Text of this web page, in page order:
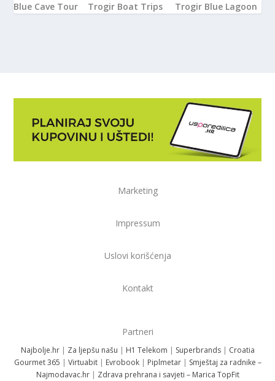
Blue Cave Tour Trogir Boat Trips Trogir Blue Lagoon
Marketing
Impressum
Uslovi korišćenja
Kontakt
Partneri
Najbolje.hr| Za ljepšu našu H1 Telekom Superbrands| Croatia
Gourmet 365
Virtuabit| Evrobook| Piplmetar| Smještaj za radnike –
Najmodavac.hr| Zdrava prehrana i savjeti – Marica TopFit